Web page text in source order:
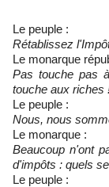
Le peuple :
Rétablissez
Le monarque
Pas touche pas
touche aux riches
Le peuple :
Nous, nous
Le monarque :
Beaucoup n'ont
d'impôts : quels
Le peuple :